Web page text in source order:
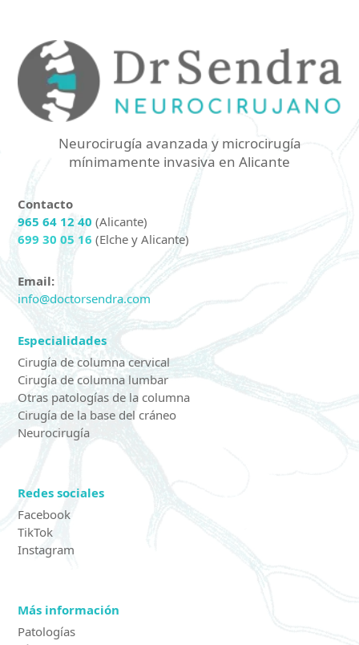
Neurocirugía avanzada y microcirugía
mínimamente invasiva en Alicante
Contacto
965 64 12 40 (Alicante)
699 30 05 16 (Elche y Alicante)
Email:
info@doctorsendra.com
Especialidades
Cirugía de columna cervical
Cirugía de columna lumbar
Otras patologías de la columna
Cirugía de la base del cráneo
Neurocirugía
Redes sociales
Facebook
TikTok
Instagram
Más información
Patologías